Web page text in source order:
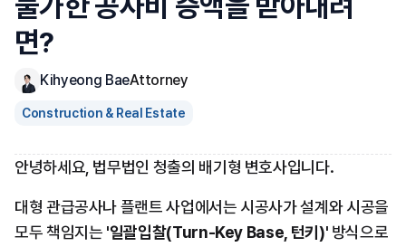
면?
Kihyeong BaeAttorney
Construction & Real Estate
안녕하세요, 법무법인 청출의 배기형 변호사입니다.
대형 관급공사나 플랜트 사업에서는 시공사가 설계와 시공을
모두 책임지는 '일괄입찰(Turn-Key Base, 턴키)' 방식으로